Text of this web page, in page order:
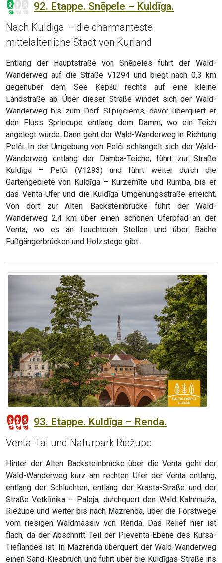
92. Etappe. Snēpele – Kuldīga.
Nach Kuldīga – die charmanteste
mittelalterliche Stadt von Kurland
Entlang der Hauptstraße von Snēpeles führt der Wald-
Wanderweg auf die Straße V1294 und biegt nach 0,3 km
gegenüber dem See Ķepšu rechts auf eine kleine
Landstraße ab. Über dieser Straße windet sich der Wald-
Wanderweg bis zum Dorf Slipiņciems, davor überquert er
den Fluss Sprincupe entlang dem Damm, wo ein Teich
angelegt wurde. Dann geht der Wald-Wanderweg in Richtung
Pelči. In der Umgebung von Pelči schlängelt sich der Wald-
Wanderweg entlang der Damba-Teiche, führt zur Straße
Kuldīga – Pelči (V1293) und führt weiter durch die
Gartengebiete von Kuldīga – Kurzemīte und Rumba, bis er
das Venta-Ufer und die Kuldīga Umgehungsstraße erreicht.
Von dort zur Alten Backsteinbrücke führt der Wald-
Wanderweg 2,4 km über einen schönen Uferpfad an der
Venta, wo es an feuchteren Stellen und über Bäche
Fußgängerbrücken und Holzstege gibt.
93. Etappe. Kuldīga – Renda.
Venta-Tal und Naturpark Riežupe
Hinter der Alten Backsteinbrücke über die Venta geht der
Wald-Wanderweg kurz am rechten Ufer der Venta entlang,
entlang der Schluchten, entlang der Krasta-Straße und der
Straße Vetklīnika – Paleja, durchquert den Wald Kalnmuiža,
Riežupe und weiter bis nach Mazrenda, über die Forstwege
vom riesigen Waldmassiv von Renda. Das Relief hier ist
flach, da der Abschnitt Teil der Pieventa-Ebene des Kursa-
Tieflandes ist. In Mazrenda überquert der Wald-Wanderweg
einen Sand-Kiesbruch und führt über die Kuldīgas-Straße ins